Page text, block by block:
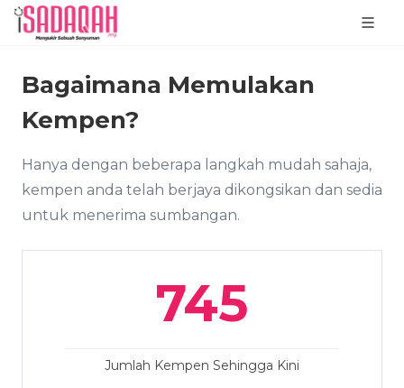
Bagaimana Memulakan
Kempen?
Hanya dengan beberapa langkah mudah sahaja,
kempen anda telah berjaya dikongsikan dan sedia
untuk menerima sumbangan.
745
Jumlah Kempen Sehingga Kini